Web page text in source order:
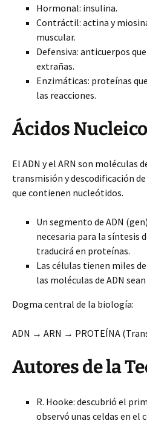
Hormonal: insulina.
Contráctil: actina y
muscular.
Defensiva: anticuerpos
extrañas.
Enzimáticas: proteínas
las reacciones.
Ácidos
El ADN y el ARN son moléculas
transmisión y descodificación
que contienen nucleótidos.
Un segmento de ADN
necesaria para la síntesis
traducirá en proteínas.
Las células tienen miles
las moléculas de ADN
Dogma central de la biología:
ADN → ARN → PROTEÍNA
Autores de la
R. Hooke: descubrió el
observó unas celdas en el